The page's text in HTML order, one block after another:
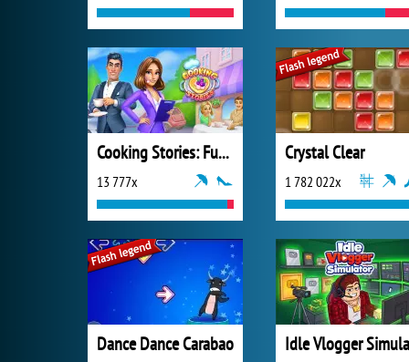
Cooking Stories: Fun Cafe Game
13 777x
Crystal Clear
1 782 022x
Dance Dance Carabao